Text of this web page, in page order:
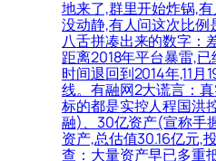
地来了,群里开始炸锅,
没动静,有人问这次比
八舌拼凑出来的数字：
距离2018年平台暴雷,已
时间退回到2014年,11月
线。有融网2大谎言：
标的都是实控人程国洪
融)、30亿资产(宣称手
资产,总估值30.16亿元,
查：大量资产早已多重